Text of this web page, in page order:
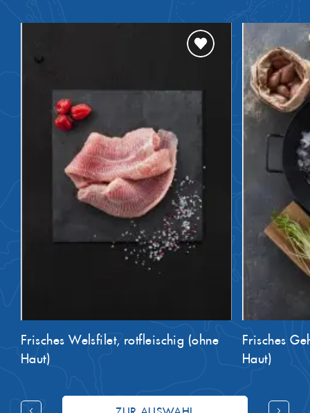
Frisches Welsfilet, rotfleischig (ohne
Haut)
Frisches
Haut)